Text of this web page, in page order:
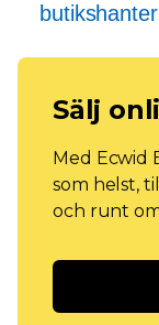
Sälj
Med Ecwid
som helst,
och runt